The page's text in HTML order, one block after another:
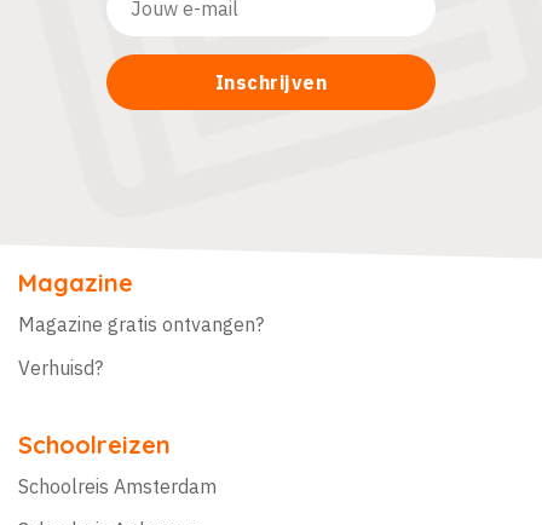
Magazine
Magazine gratis ontvangen?
Verhuisd?
Schoolreizen
Schoolreis Amsterdam